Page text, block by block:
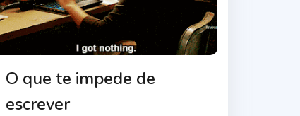
O que te impede de
escrever